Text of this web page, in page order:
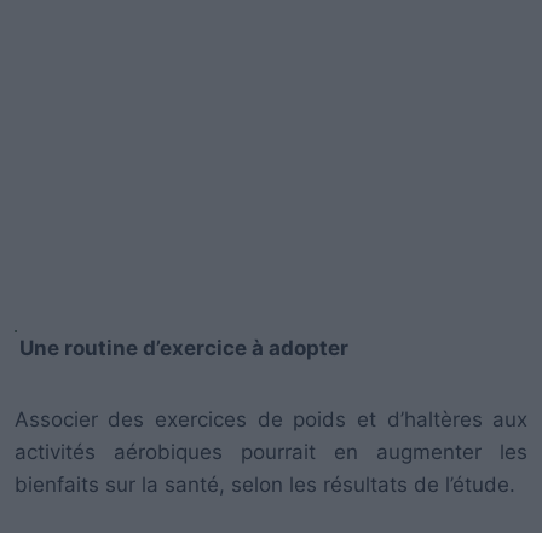
Une routine d’exercice à adopter
Associer des exercices de poids et d’haltères aux
activités aérobiques pourrait en augmenter les
bienfaits sur la santé, selon les résultats de l’étude.